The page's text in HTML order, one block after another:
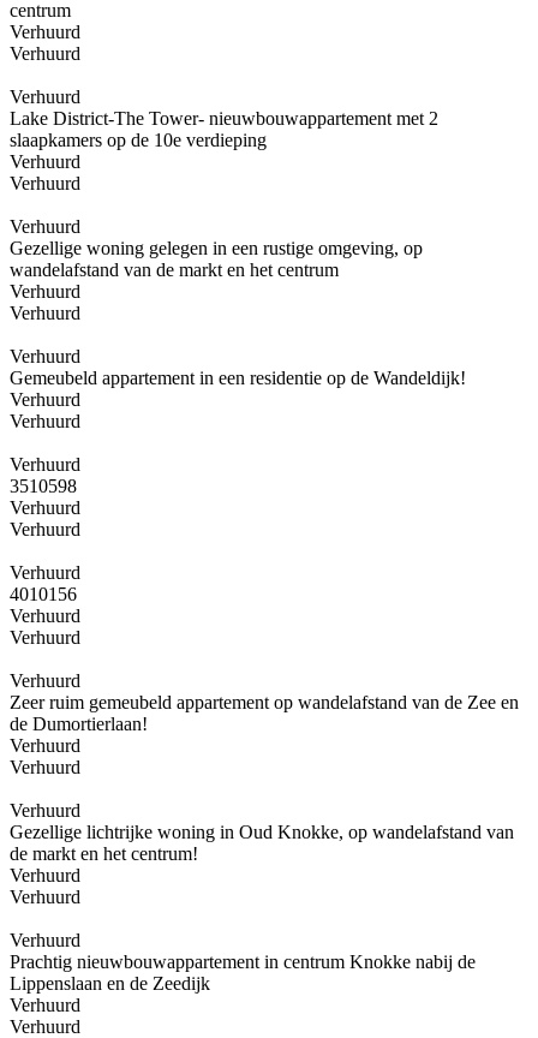
centrum
Verhuurd
Verhuurd
Verhuurd
Lake District-The Tower- nieuwbouwappartement met 2
slaapkamers op de 10e verdieping
Verhuurd
Verhuurd
Verhuurd
Gezellige woning gelegen in een rustige omgeving, op
wandelafstand van de markt en het centrum
Verhuurd
Verhuurd
Verhuurd
Gemeubeld appartement in een residentie op de Wandeldijk!
Verhuurd
Verhuurd
Verhuurd
3510598
Verhuurd
Verhuurd
Verhuurd
4010156
Verhuurd
Verhuurd
Verhuurd
Zeer ruim gemeubeld appartement op wandelafstand van de Zee en
de Dumortierlaan!
Verhuurd
Verhuurd
Verhuurd
Gezellige lichtrijke woning in Oud Knokke, op wandelafstand van
de markt en het centrum!
Verhuurd
Verhuurd
Verhuurd
Prachtig nieuwbouwappartement in centrum Knokke nabij de
Lippenslaan en de Zeedijk
Verhuurd
Verhuurd